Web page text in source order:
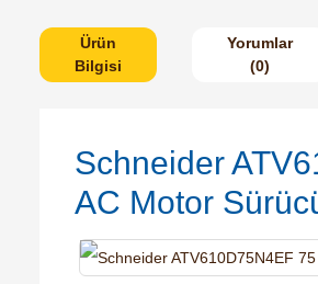
Ürün
Bilgisi
Yorumlar
(0)
Schneider
AC Motor